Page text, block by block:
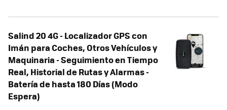
Salind 20 4G - Localizador GPS con
Imán para Coches, Otros Vehículos y
Maquinaria - Seguimiento en Tiempo
Real, Historial de Rutas y Alarmas -
Batería de hasta 180 Días (Modo
Espera)